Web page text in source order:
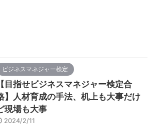
ビジネスマネジャー検定
【目指せビジネスマネジャー検定合
】人材育成の手法、机上も大事だけ
現場も大事
2024/2/11